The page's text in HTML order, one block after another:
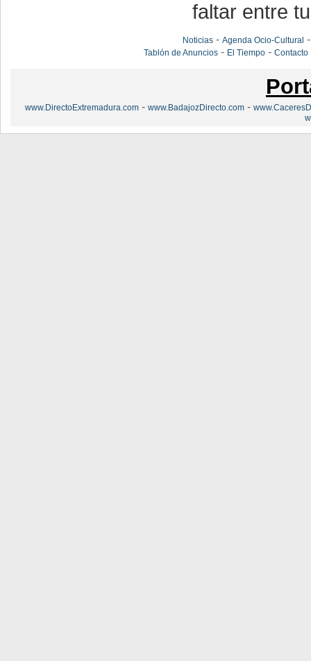
faltar entre
Noticias -Agenda Ocio-Cultural
Tablón de Anuncios - El Tiempo -Contacto
www.DirectoExtremadura.com - www.BadajozDirecto.com -